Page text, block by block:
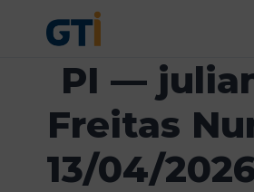
PI —
Freitas
13/04/